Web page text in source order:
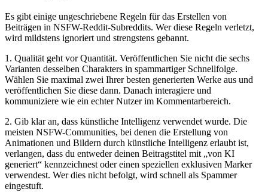
Es gibt einige ungeschriebene Regeln für das Erstellen von
Beiträgen in NSFW-Reddit-Subreddits. Wer diese Regeln verletzt,
wird mildstens ignoriert und strengstens gebannt.
1. Qualität geht vor Quantität. Veröffentlichen Sie nicht die sechs
Varianten desselben Charakters in spammartiger Schnellfolge.
Wählen Sie maximal zwei Ihrer besten generierten Werke aus und
veröffentlichen Sie diese dann. Danach interagiere und
kommuniziere wie ein echter Nutzer im Kommentarbereich.
2. Gib klar an, dass künstliche Intelligenz verwendet wurde. Die
meisten NSFW-Communities, bei denen die Erstellung von
Animationen und Bildern durch künstliche Intelligenz erlaubt ist,
verlangen, dass du entweder deinen Beitragstitel mit „von KI
generiert“ kennzeichnest oder einen speziellen exklusiven Marker
verwendest. Wer dies nicht befolgt, wird schnell als Spammer
eingestuft.